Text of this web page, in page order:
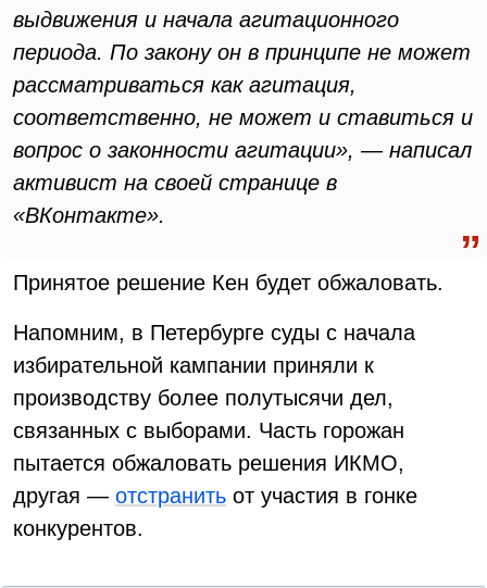
выдвижения и начала агитационного
периода. По закону он в принципе не может
рассматриваться как агитация,
соответственно, не может и ставиться и
вопрос о законности агитации», — написал
активист на своей странице в
«ВКонтакте».
Принятое решение Кен будет обжаловать.
Напомним, в Петербурге суды с начала
избирательной кампании приняли к
производству более полутысячи дел,
связанных с выборами. Часть горожан
пытается обжаловать решения ИКМО,
другая — отстранить от участия в гонке
конкурентов.